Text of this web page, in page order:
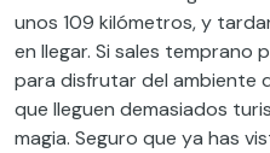
unos 109 kilómetros, y
en llegar. Si sales temprano
para disfrutar del ambiente
que lleguen demasiados
magia. Seguro que ya has